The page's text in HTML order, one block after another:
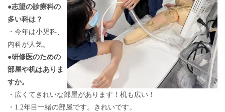
●志望の診療科の
多い科は？
・今年は小児科、
内科が人気。
●研修医のための
部屋や机はありま
すか。
・広くてきれいな部屋があります！机も広い！
・1.2年目一緒の部屋です。きれいです。